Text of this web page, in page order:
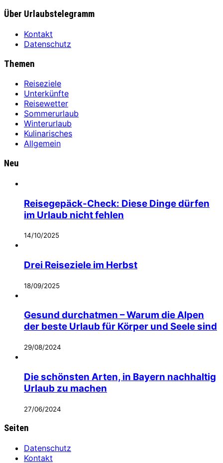
Über Urlaubstelegramm
Kontakt
Datenschutz
Themen
Reiseziele
Unterkünfte
Reisewetter
Sommerurlaub
Winterurlaub
Kulinarisches
Allgemein
Neu
Reisegepäck-Check: Diese Dinge dürfen
im Urlaub nicht fehlen
14/10/2025
Drei Reiseziele im Herbst
18/09/2025
Gesund durchatmen – Warum die Alpen
der beste Urlaub für Körper und Seele sind
29/08/2024
Die schönsten Arten, in Bayern nachhaltig
Urlaub zu machen
27/06/2024
Seiten
Datenschutz
Kontakt